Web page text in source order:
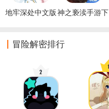
地牢深处中文版神之亵渎手游下
冒险解密排行